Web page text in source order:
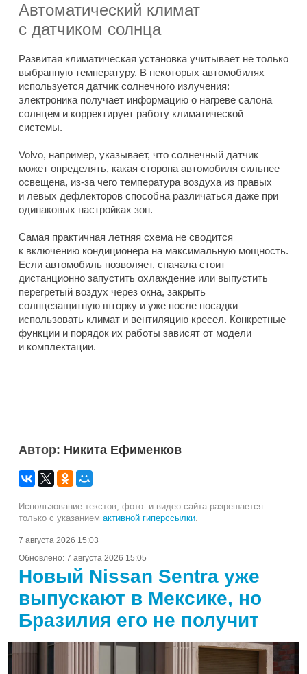
Автоматический климат
с датчиком солнца
Развитая климатическая установка учитывает не только
выбранную температуру. В некоторых автомобилях
используется датчик солнечного излучения:
электроника получает информацию о нагреве салона
солнцем и корректирует работу климатической
системы.
Volvo, например, указывает, что солнечный датчик
может определять, какая сторона автомобиля сильнее
освещена, из-за чего температура воздуха из правых
и левых дефлекторов способна различаться даже при
одинаковых настройках зон.
Самая практичная летняя схема не сводится
к включению кондиционера на максимальную мощность.
Если автомобиль позволяет, сначала стоит
дистанционно запустить охлаждение или выпустить
перегретый воздух через окна, закрыть
солнцезащитную шторку и уже после посадки
использовать климат и вентиляцию кресел. Конкретные
функции и порядок их работы зависят от модели
и комплектации.
Автор: Никита Ефименков
Использование текстов, фото- и видео сайта разрешается
только с указанием активной гиперссылки.
7 августа 2026 15:03
Обновлено: 7 августа 2026 15:05
Новый Nissan Sentra уже
выпускают в Мексике, но
Бразилия его не получит